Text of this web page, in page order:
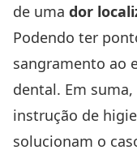
de uma dor
Podendo ter
sangramento ao
dental. Em
instrução de
solucionam o